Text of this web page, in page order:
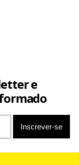
e Villa
quartas de final
venceu,
e